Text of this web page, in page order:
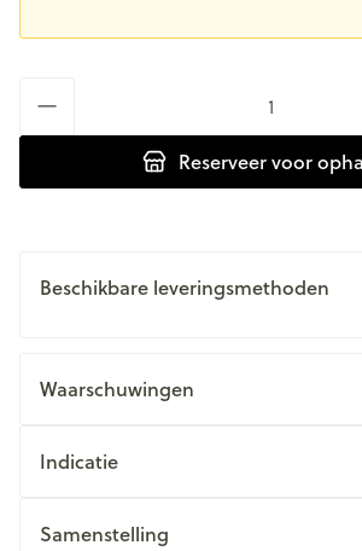
Reserveervoor
Beschikbare leveringsmethoden
Waarschuwingen
Indicatie
Samenstelling